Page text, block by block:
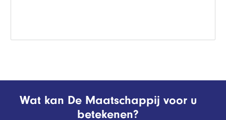
Wat kan De Maatschappij voor u
betekenen?